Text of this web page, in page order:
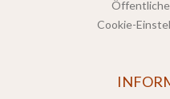
Cookie-